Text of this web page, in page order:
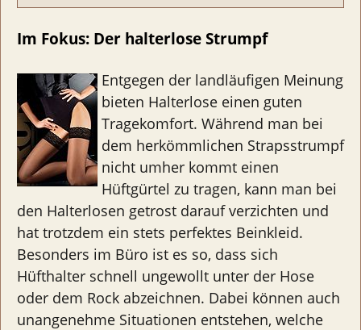
Im Fokus: Der halterlose Strumpf
Entgegen der landläufigen Meinung
bieten Halterlose einen guten
Tragekomfort. Während man bei
dem herkömmlichen Strapsstrumpf
nicht umher kommt einen
Hüftgürtel zu tragen, kann man bei
den Halterlosen getrost darauf verzichten und
hat trotzdem ein stets perfektes Beinkleid.
Besonders im Büro ist es so, dass sich
Hüfthalter schnell ungewollt unter der Hose
oder dem Rock abzeichnen. Dabei können auch
unangenehme Situationen entstehen, welche